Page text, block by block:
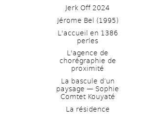
Jerk Off 2024
Jérome Bel (1995)
L'accueil en 1386
perles
L'agence de
chorégraphie de
proximité
La bascule d’un
paysage — Sophie
Comtet Kouyaté
La résidence